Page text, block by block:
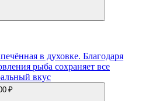
в духовке. Благодаря
рыба сохраняет все
вкус
₽